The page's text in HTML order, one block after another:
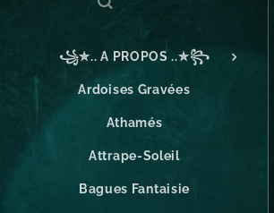
꧁✮.. A PROPOS ..✮꧂
Ardoises Gravées
Athamés
Attrape-Soleil
Bagues Fantaisie